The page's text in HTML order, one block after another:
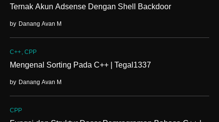
Ternak Akun Adsense Dengan Shell Backdoor
by Danang Avan M
C++ CPP
Mengenal Sorting Pada C++ | Tegal1337
by Danang Avan M
CPP